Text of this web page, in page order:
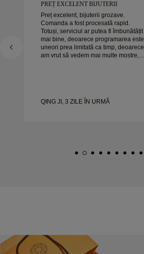
PREȚ EXCELENT BIJUTERII
Preț excelent, bijuterii grozave.
Comanda a fost procesată rapid.
Totuși, serviciul ar putea fi îmbunătățit
mai bine, deoarece programarea este
uneori prea limitată ca timp, deoarece
am vrut să vedem mai multe mostre,
QING JI, 3 ZILE ÎN URMĂ